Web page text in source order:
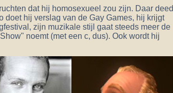
dat hij homosexueel zou zijn. Daar deed
doet hij verslag van de Gay Games, hij krijgt
zijn muzikale stijl gaat steeds meer de
noemt (met een c, dus). Ook wordt hij